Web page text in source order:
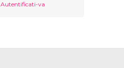
Autentificati-va